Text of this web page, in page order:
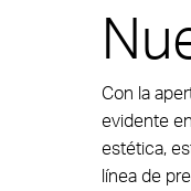
Con la
evidente
estética,
línea de